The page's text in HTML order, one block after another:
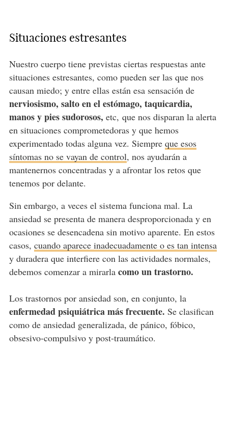
Situaciones estresantes
Nuestro cuerpo tiene previstas ciertas respuestas ante
situaciones estresantes, como pueden ser las que nos
causan miedo; y entre ellas están esa sensación de
nerviosismo, salto en el estómago, taquicardia,
manos y pies sudorosos, etc, que nos disparan la alerta
en situaciones comprometedoras y que hemos
experimentado todas alguna vez. Siempre que esos
síntomas no se vayan de control, nos ayudarán a
mantenernos concentradas y a afrontar los retos que
tenemos por delante.
Sin embargo, a veces el sistema funciona mal. La
ansiedad se presenta de manera desproporcionada y en
ocasiones se desencadena sin motivo aparente. En estos
casos, cuando aparece inadecuadamente o es tan intensa
y duradera que interfiere con las actividades normales,
debemos comenzar a mirarla como un trastorno.
Los trastornos por ansiedad son, en conjunto, la
enfermedad psiquiátrica más frecuente. Se clasifican
como de ansiedad generalizada, de pánico, fóbico,
obsesivo-compulsivo y post-traumático.